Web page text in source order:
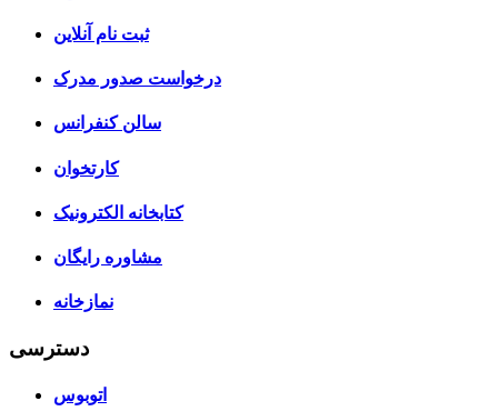
ثبت نام آنلاین
درخواست صدور مدرک
سالن کنفرانس
کارتخوان
کتابخانه الکترونیک
مشاوره رایگان
نمازخانه
دسترسی
اتوبوس